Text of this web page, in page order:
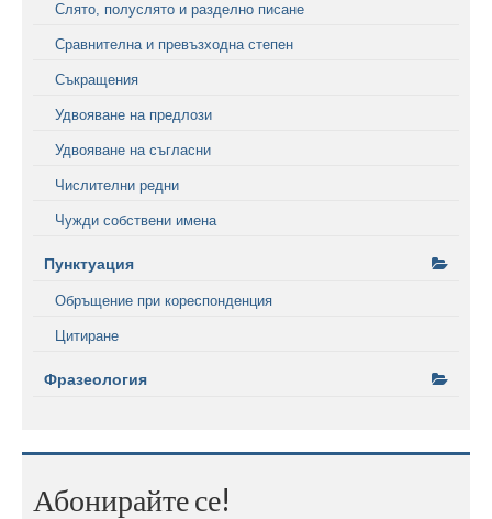
Слято, полуслято и разделно писане
Сравнителна и превъзходна степен
Съкращения
Удвояване на предлози
Удвояване на съгласни
Числителни редни
Чужди собствени имена
Пунктуация
Обръщение при кореспонденция
Цитиране
Фразеология
Абонирайте се!